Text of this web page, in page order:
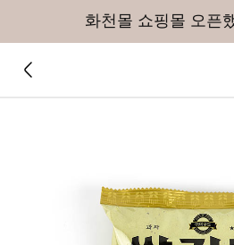
화천몰 쇼핑몰 오픈